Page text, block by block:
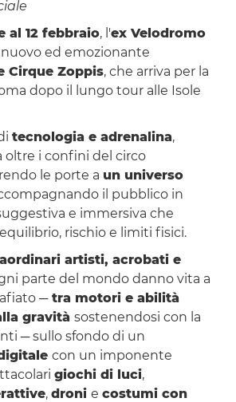
al 12 febbraio, l'ex Velodromo
ed emozionante
Cirque Zoppis, che arriva per la
dopo il lungo tour alle Isole
tecnologia e adrenalina,
oltre i confini del circo
le porte a un universo
il pubblico in
e immersiva che
rischio e limiti fisici.
artisti, acrobati e
parte del mondo danno vita a
─tra motori e abilità
gravità sostenendosi con la
─ sullo sfondo di un
con un imponente
giochi di luci,
, droni e costumi con